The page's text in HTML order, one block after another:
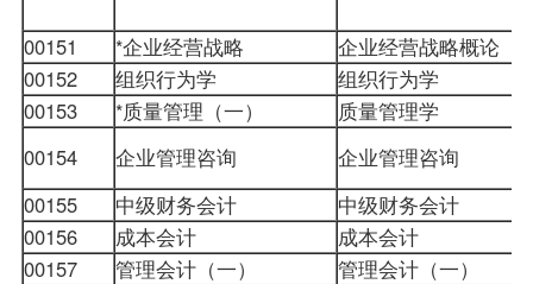
00151 *企业经营战略 企业经营战略概论
00152
组织行为学 组织行为学
00153
*质量管理（一） 质量管理学
00154
企业管理咨询 企业管理咨询
00155
中级财务会计 中级财务会计
00156
成本会计 成本会计
00157
管理会计（一） 管理会计（一）